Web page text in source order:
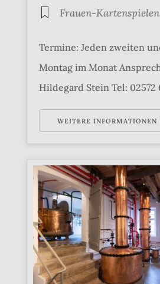
Frauen-Kartenspielen
Termine: Jeden zweiten
Montag im Monat
Hildegard Stein Tel: 02572
WEITERE INFORMATIONEN